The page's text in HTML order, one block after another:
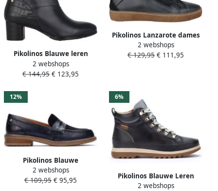
Pikolinos Blauwe leren
enkellaarzen voor vrouwen
2 webshops
€ 144,95 € 123,95
Pikolinos Lanzarote dames
sneaker Blauw
2 webshops
€ 129,95 € 111,95
12%
Pikolinos Blauwe
Damesloafer Aldaya Stijl
2 webshops
€ 109,95 € 95,95
6%
Pikolinos Blauwe Leren
Enkellaarzen voor Vrouwen
2 webshops